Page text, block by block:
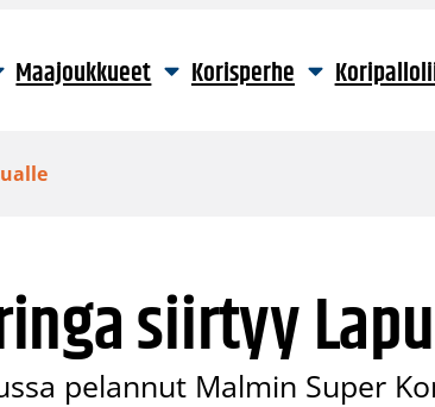
Maajoukkueet Korisperhe
siirtyy
pelannut Malmin Super